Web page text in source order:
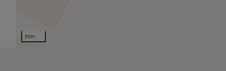
50m